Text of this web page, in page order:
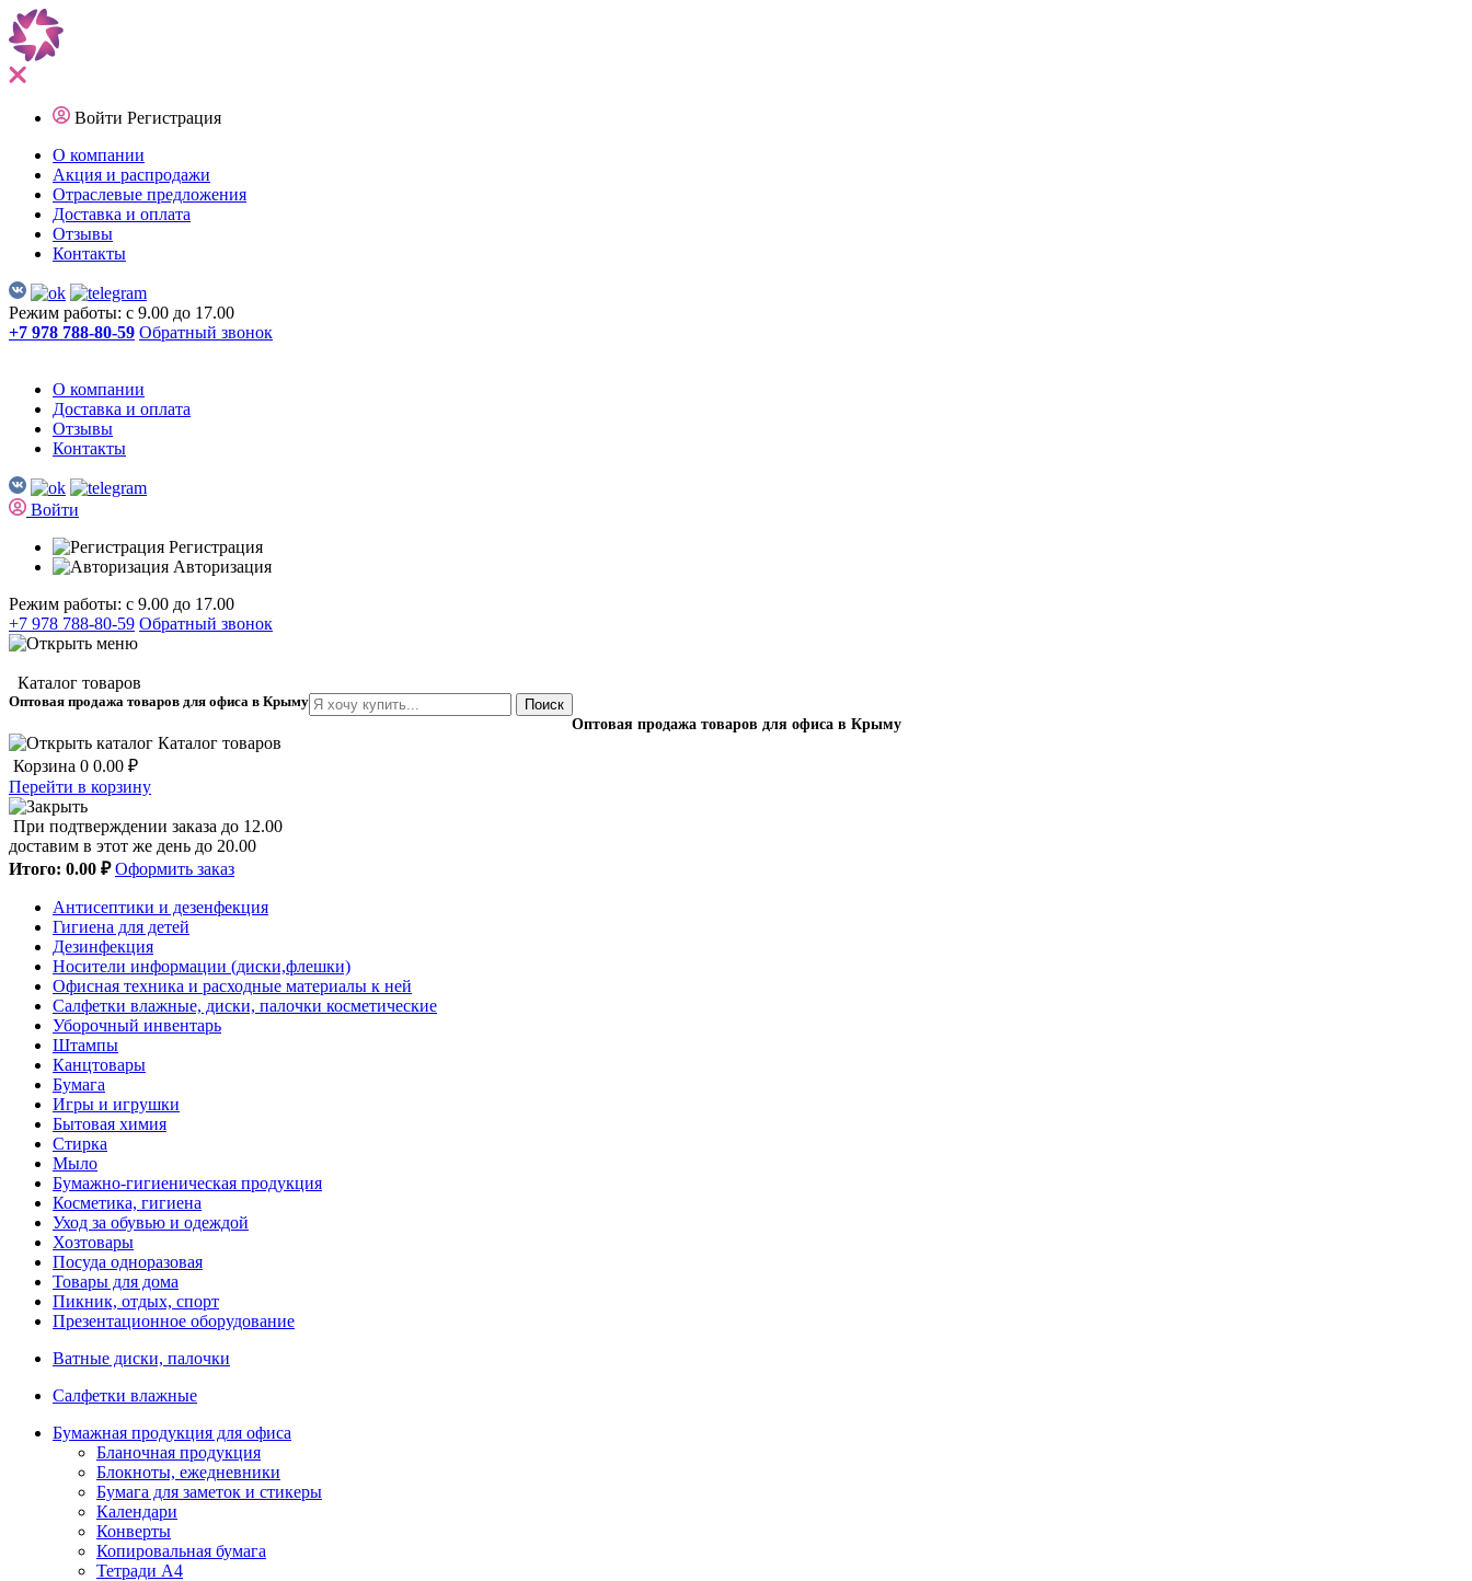
Войти Регистрация
О компании
Акция и распродажи
Отраслевые предложения
Доставка и оплата
Отзывы
Контакты
Режим работы: с 9.00 до 17.00
+7 978 788-80-59 Обратный звонок
О компании
Доставка и оплата
Отзывы
Контакты
Войти
Регистрация
Авторизация
Режим работы: с 9.00 до 17.00
+7 978 788-80-59 Обратный звонок
Каталог товаров
Оптовая продажа товаров для офиса в Крыму
Поиск
Оптовая продажа товаров для офиса в Крыму
Каталог товаров
Корзина 0 0.00 ₽
Перейти в корзину
При подтверждении заказа до 12.00
доставим в этот же день до 20.00
Итого: 0.00 ₽ Оформить заказ
Антисептики и дезенфекция
Гигиена для детей
Дезинфекция
Носители информации (диски,флешки)
Офисная техника и расходные материалы к ней
Салфетки влажные, диски, палочки косметические
Уборочный инвентарь
Штампы
Канцтовары
Бумага
Игры и игрушки
Бытовая химия
Стирка
Мыло
Бумажно-гигиеническая продукция
Косметика, гигиена
Уход за обувью и одеждой
Хозтовары
Посуда одноразовая
Товары для дома
Пикник, отдых, спорт
Презентационное оборудование
Ватные диски, палочки
Салфетки влажные
Бумажная продукция для офиса
Бланочная продукция
Блокноты, ежедневники
Бумага для заметок и стикеры
Календари
Конверты
Копировальная бумага
Тетради А4